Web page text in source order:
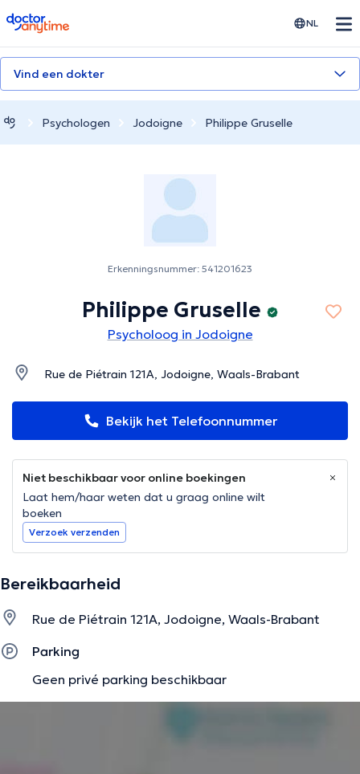
doctoranytime NL
Vind een dokter
Psychologen Jodoigne Philippe Gruselle
Erkenningsnummer: 541201623
Philippe Gruselle
Psycholoog in Jodoigne
Rue de Piétrain 121A, Jodoigne, Waals-Brabant
Bekijk het Telefoonnummer
Niet beschikbaar voor online boekingen
Laat hem/haar weten dat u graag online wilt
boeken
Verzoek verzenden
Bereikbaarheid
Rue de Piétrain 121A, Jodoigne, Waals-Brabant
Parking
Geen privé parking beschikbaar